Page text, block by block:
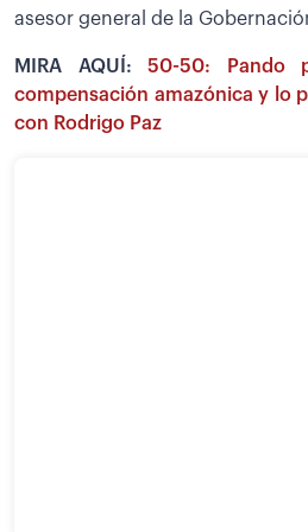
asesor general de la
MIRA AQUÍ:50-50: Pando
compensación amazónica y lo
con Rodrigo Paz